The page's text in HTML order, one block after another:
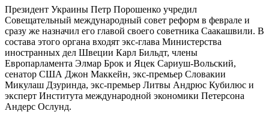
Президент Украины Петр Порошенко учредил
Совещательный международный совет реформ в феврале и
сразу же назначил его главой своего советника Саакашвили. В
состава этого органа входят экс-глава Министерства
иностранных дел Швеции Карл Бильдт, члены
Европарламента Элмар Брок и Яцек Сариуш-Вольский,
сенатор США Джон Маккейн, экс-премьер Словакии
Микулаш Дзуринда, экс-премьер Литвы Андрюс Кубилюс и
эксперт Института международной экономики Петерсона
Андерс Ослунд.